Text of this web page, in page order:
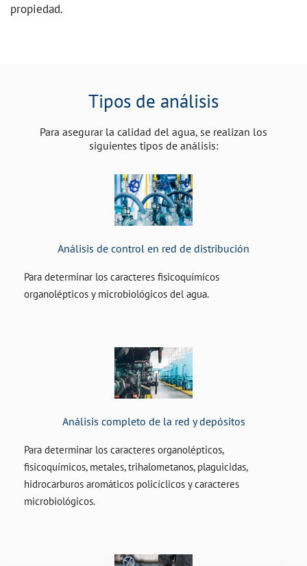
propiedad.
Tipos de análisis
Para asegurar la calidad del agua, se realizan los
siguientes tipos de análisis:
Análisis de control en red de distribución
Para determinar los caracteres fisicoquímicos
organolépticos y microbiológicos del agua.
Análisis completo de la red y depósitos
Para determinar los caracteres organolépticos,
fisicoquímicos, metales, trihalometanos, plaguicidas,
hidrocarburos aromáticos policíclicos y caracteres
microbiológicos.